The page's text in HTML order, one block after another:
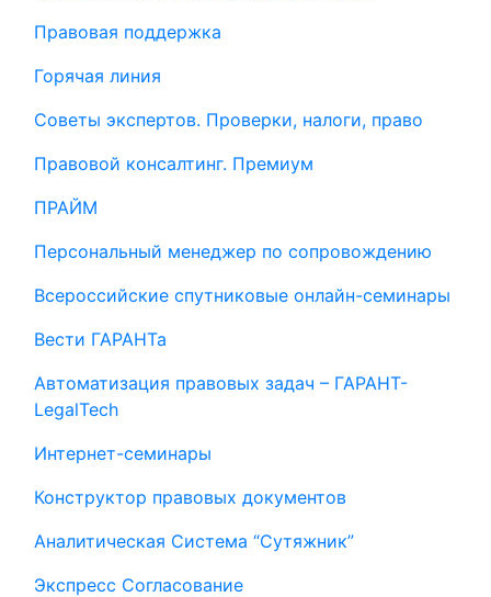
Правовая поддержка
Горячая линия
Советы экспертов. Проверки, налоги, право
Правовой консалтинг. Премиум
ПРАЙМ
Персональный менеджер по сопровождению
Всероссийские спутниковые онлайн-семинары
Вести ГАРАНТа
Автоматизация правовых задач – ГАРАНТ-
LegalTech
Интернет-семинары
Конструктор правовых документов
Аналитическая Система “Сутяжник”
Экспресс Согласование